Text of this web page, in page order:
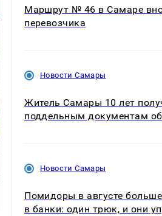
Маршрут № 46 в Самаре
перевозчика
Новости Самары
Житель Самары 10 лет
поддельным документам
Новости Самары
Помидоры в августе
в банки: один трюк, и они